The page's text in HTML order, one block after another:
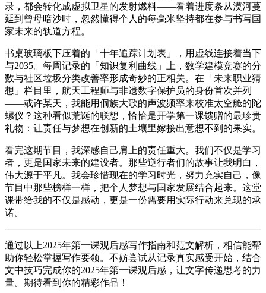
录，都会转化成虚拟卫星的发射燃料——看着进度条从漠河蔓
延到曾母暗沙时，忽然懂得个人的每毫米坚持都在参与书写国
家未来的轨道方程。
书桌玻璃板下压着的「十年追踪计划表」，用虚线连接着当下
与2035。每周记录的「知识复利曲线」上，数学建模竞赛的分
数与社区垃圾分类改善率形成奇妙的正相关。在「未来职业猜
想」栏目里，航天工程师与非遗数字保护员的身份首次并列
——或许某天，我能用侗族大歌的声波频率来校准太空舱的陀
螺仪？这种看似荒诞的联想，恰恰是开学第一课馈赠的最珍贵
礼物：让责任与梦想在创新的土壤里嫁接出意想不到的果实。
看完这期节目，我深感自己肩上的责任重大。我们不仅是学习
者，更是国家未来的建设者。那些逆行者们的故事让我明白，
伟大源于平凡。我会珍惜现在的学习时光，努力充实自己，像
节目中那些榜样一样，把个人梦想与国家发展结合起来。这堂
课带给我的不仅是感动，更是一份需要用实际行动来兑现的承
诺。
通过以上2025年第一课观后感写作指南和范文解析，相信能帮
助你轻松掌握写作要领。不妨尝试从记录真实感受开始，结合
文中技巧完成你的2025年第一课观后感，让文字传递思考的力
量。期待看到你的精彩作品！